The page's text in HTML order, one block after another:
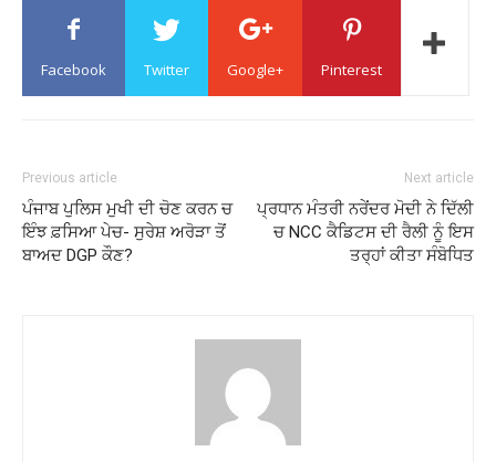
Facebook Twitter Google+ Pinterest
Previous article
ਪੰਜਾਬ ਪੁਲਿਸ ਮੁਖੀ ਦੀ ਚੋਣ ਕਰਨ ਚ
ਇੰਝ ਫ਼ਸਿਆ ਪੇਚ- ਸੁਰੇਸ਼ ਅਰੋੜਾ ਤੋਂ
ਬਾਅਦ DGP ਕੌਣ?
Next article
ਪ੍ਰਧਾਨ ਮੰਤਰੀ ਨਰੇਂਦਰ ਮੋਦੀ ਨੇ ਦਿੱਲੀ
ਚ NCC ਕੈਡਿਟਸ ਦੀ ਰੈਲੀ ਨੂੰ ਇਸ
ਤਰ੍ਹਾਂ ਕੀਤਾ ਸੰਬੋਧਿਤ